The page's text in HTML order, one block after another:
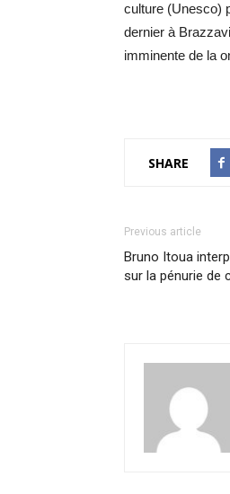
culture (Unesco)
dernier à
imminente de la
SHARE
Previous article
Bruno Itoua
sur la pénurie de